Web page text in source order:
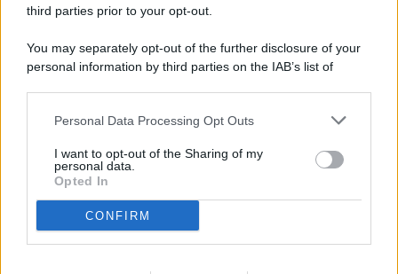
third parties prior to your opt-out.
You may separately opt-out of the further disclosure of your
personal information by third parties on the IAB’s list of
This information may also be disclosed by us to third parties
disclose it to other third parties.
Personal Data Processing Opt Outs
I want to opt-out of the Sharing of my
personal data.
Opted In
CONFIRM
PREFERENZE PRIVACY